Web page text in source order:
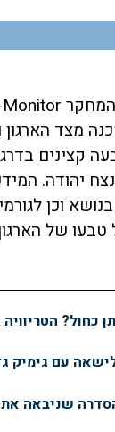
מצד
קצינים
יהודה.
וכן
של
כחול?
עם גימיק
שניבאה את